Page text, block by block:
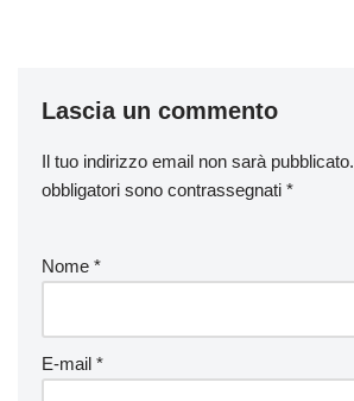
Lascia un commento
Il tuo indirizzo email non sarà pubblicato.
obbligatori sono contrassegnati *
Nome *
E-mail *